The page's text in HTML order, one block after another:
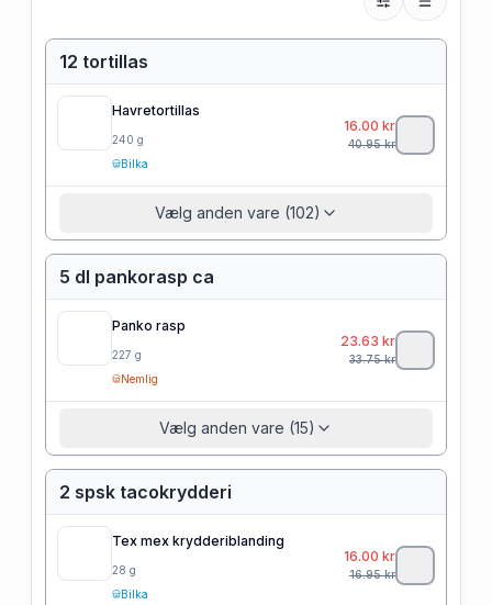
12 tortillas
Havretortillas
240 g
Bilka
16.00 kr
40.95kr
Vælg anden vare (102)
5 dl pankorasp ca
Panko rasp
227 g
Nemlig
23.63 kr
33.75kr
Vælg anden vare (15)
2 spsk tacokrydderi
Tex mex krydderiblanding
28 g
Bilka
16.00 kr
16.95kr